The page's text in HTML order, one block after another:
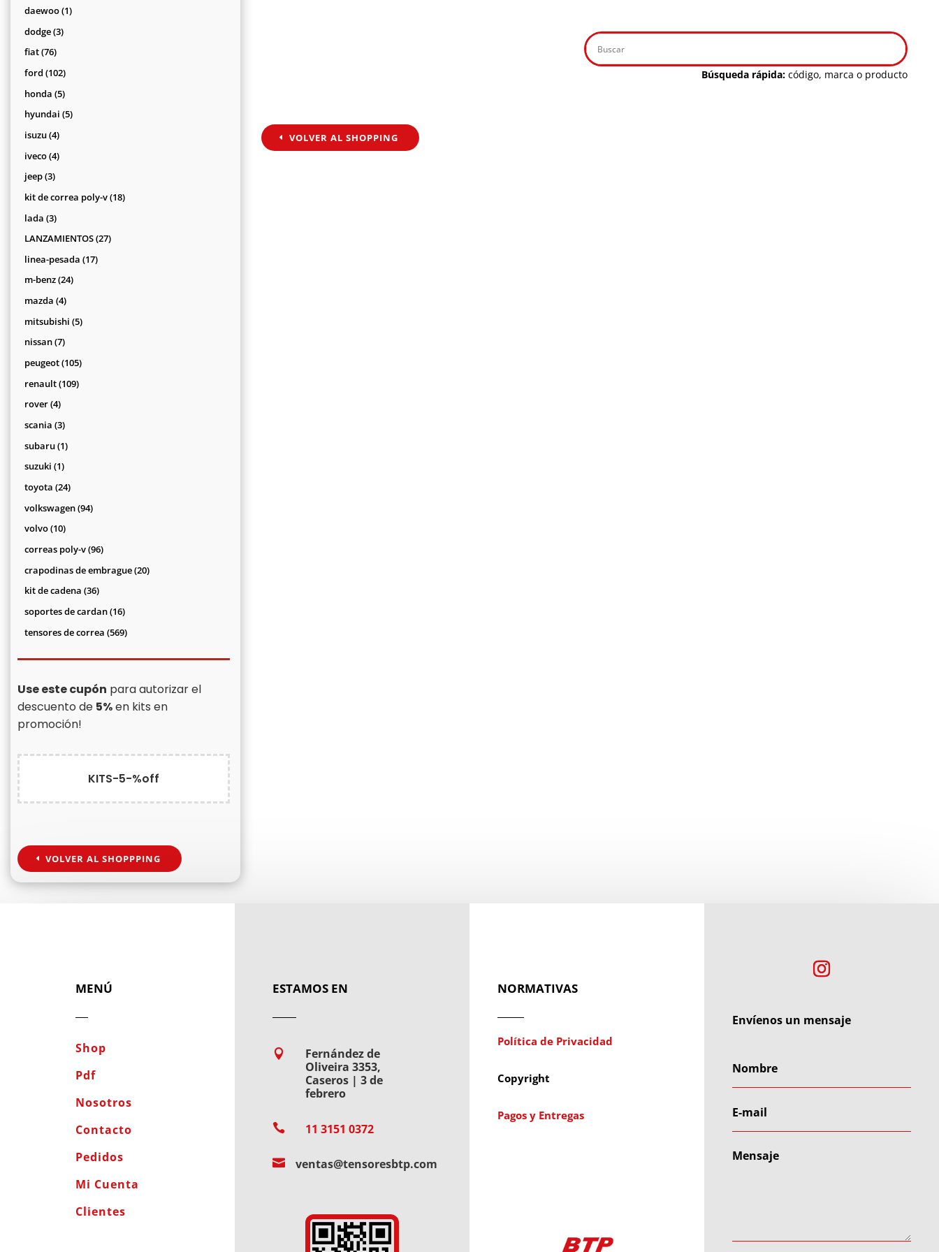
productos
daewoo 11
dodge 33
fiat 7676
productos
ford 102102
productos
honda 55
productos
hyundai 55
isuzu 44
productos
iveco 44
jeep 33
productos
kit de correa poly-v 1818
lada 33
productos
LANZAMIENTOS 2727
linea-pesada 1717
m-benz 2424
mazda 44
productos
mitsubishi 55
nissan 77
productos
peugeot 105105
renault 109109
rover 44
productos
scania 33
productos
subaru 11
suzuki 11
producto
toyota 2424
productos
volkswagen 9494
volvo 1010
productos
correas poly-v 9696
productos
crapodinas de embrague 2020
kit de cadena 3636
productos
soportes de cardan 1616
productos
tensores de correa 569569
Use este cupón para autorizar el
descuento de 5%en kits en
promoción!
KITS-5-%off
VOLVER AL SHOPPPING
Búsqueda rápida: código, marca o producto
VOLVER AL SHOPPING
MENÚ
Shop
Pdf
Nosotros
Contacto
Pedidos
Mi Cuenta
Clientes
ESTAMOS EN

Fernández de
Oliveira 3353,
Caseros | 3 de
febrero
 11 3151 0372
 ventas@tensoresbtp.com
NORMATIVAS
Política de Privacidad
Copyright
Pagos y Entregas
Envíenos un mensaje